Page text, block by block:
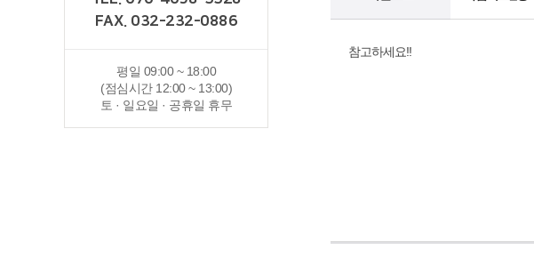
FAX. 032-232-0886
평일 09:00 ~ 18:00
(점심시간 12:00 ~ 13:00)
토 · 일요일 · 공휴일 휴무
참고하세요!!